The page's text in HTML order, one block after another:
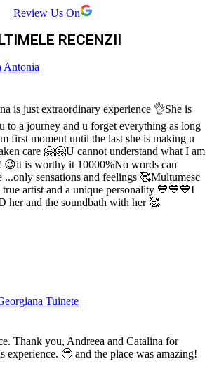
Review Us On
RECENZII
Antonia
is just extraordinary experience 👌She is
to a journey and u forget everything as long
first moment until the last she is making u
care 🤗🤗U cannot understand what I am
is worthy it 10000%No words can
...only sensations and feelings 🥰Mulțumesc
artist and a unique personality 💙💙💙I
and the soundbath with her 🥰
Tuinete
Thank you, Andreea and Catalina for
experience. 🥹 and the place was amazing!